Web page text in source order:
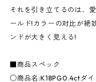
それを引き立てるのは、
ールド!カラーの対比が絶
ンドが大きく見える!
■商品スペック
○商品名:K18PG0.4ctダイ